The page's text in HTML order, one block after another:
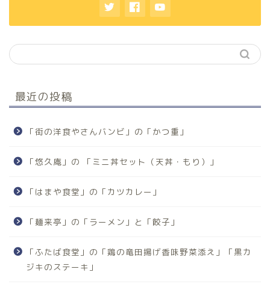
最近の投稿
「街の洋食やさんバンビ」の「かつ重」
「悠久庵」の 「ミニ丼セット（天丼・もり）」
「はまや食堂」の「カツカレー」
「麺来亭」の「ラーメン」と「餃子」
「ふたば食堂」の「鶏の竜田揚げ香味野菜添え」「黒カ
ジキのステーキ」